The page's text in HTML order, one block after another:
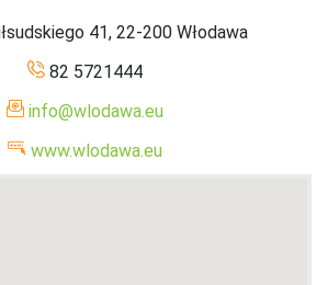
41, 22-200 Włodawa
82 5721444
info@wlodawa.eu
www.wlodawa.eu